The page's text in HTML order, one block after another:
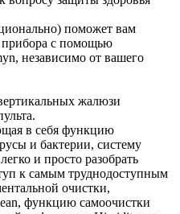
поможет вам
прибора с помощью
независимо от вашего
жалюзи
в себя функцию
и бактерии, систему
и просто разобрать
к самым труднодоступным
очистки,
функцию самоочистки